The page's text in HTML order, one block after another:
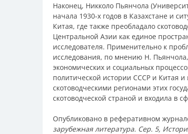
Наконец, Никколо Пьянчола
начала 1930‑х годов в Казахстане и
Китая, где также преобладало
Центральной Азии как единое
исследователя. Применительно к
исследования, по мнению Н.
экономических и социальных
политической истории СССР и Китая
скотоводческими регионами этих
скотоводческой страной и входила в
Опубликовано в реферативном
зарубежная литература. Сер. 5,